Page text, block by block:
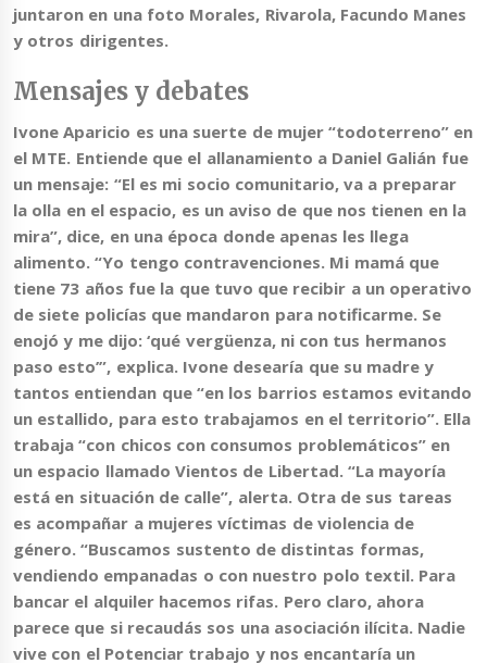
juntaron en una foto Morales, Rivarola, Facundo Manes
y otros dirigentes.
Mensajes y debates
Ivone Aparicio es una suerte de mujer “todoterreno” en
el MTE. Entiende que el allanamiento a Daniel Galián fue
un mensaje: “El es mi socio comunitario, va a preparar
la olla en el espacio, es un aviso de que nos tienen en la
mira”, dice, en una época donde apenas les llega
alimento. “Yo tengo contravenciones. Mi mamá que
tiene 73 años fue la que tuvo que recibir a un operativo
de siete policías que mandaron para notificarme. Se
enojó y me dijo: ‘qué vergüenza, ni con tus hermanos
paso esto’”, explica. Ivone desearía que su madre y
tantos entiendan que “en los barrios estamos evitando
un estallido, para esto trabajamos en el territorio”. Ella
trabaja “con chicos con consumos problemáticos” en
un espacio llamado Vientos de Libertad. “La mayoría
está en situación de calle”, alerta. Otra de sus tareas
es acompañar a mujeres víctimas de violencia de
género. “Buscamos sustento de distintas formas,
vendiendo empanadas o con nuestro polo textil. Para
bancar el alquiler hacemos rifas. Pero claro, ahora
parece que si recaudás sos una asociación ilícita. Nadie
vive con el Potenciar trabajo y nos encantaría un